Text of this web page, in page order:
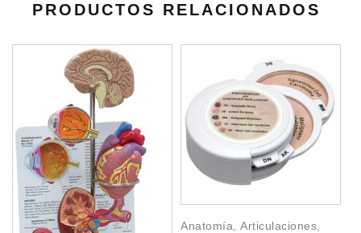
PRODUCTOS RELACIONADOS
Anatomía, Articulaciones,